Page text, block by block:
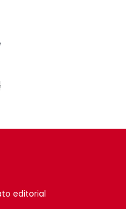
editorial